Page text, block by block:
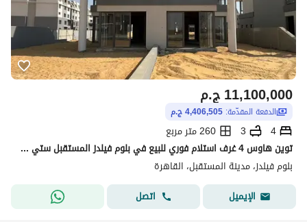
ج.م11,100,000
الدفعة المقدّمة: 4,406,505 ج.م
4
3
260 متر مربع
توين هاوس 4 غرف استلام فوري للبيع في بلوم فيلدز المستقبل ستي Bloomfields
بلوم فيلدز، مدينة المستقبل، القاهرة
الإيميل
اتصل